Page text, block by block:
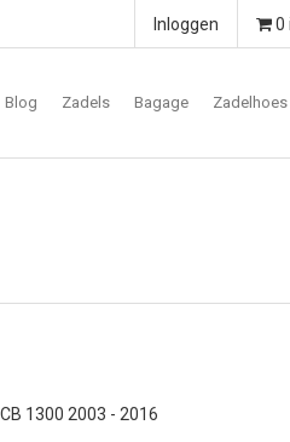
0
Inloggen
Blog Zadels Bagage Zadelhoes
1300 2003 - 2016